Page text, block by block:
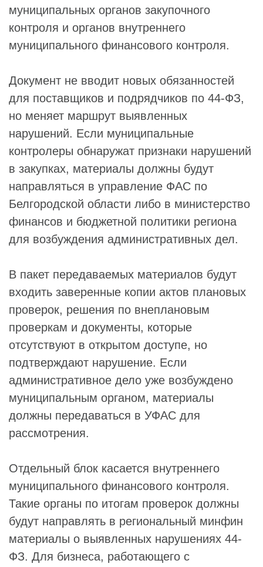
муниципальных органов закупочного
контроля и органов внутреннего
муниципального финансового контроля.
Документ не вводит новых обязанностей
для поставщиков и подрядчиков по 44-ФЗ,
но меняет маршрут выявленных
нарушений. Если муниципальные
контролеры обнаружат признаки нарушений
в закупках, материалы должны будут
направляться в управление ФАС по
Белгородской области либо в министерство
финансов и бюджетной политики региона
для возбуждения административных дел.
В пакет передаваемых материалов будут
входить заверенные копии актов плановых
проверок, решения по внеплановым
проверкам и документы, которые
отсутствуют в открытом доступе, но
подтверждают нарушение. Если
административное дело уже возбуждено
муниципальным органом, материалы
должны передаваться в УФАС для
рассмотрения.
Отдельный блок касается внутреннего
муниципального финансового контроля.
Такие органы по итогам проверок должны
будут направлять в региональный минфин
материалы о выявленных нарушениях 44-
ФЗ. Для бизнеса, работающего с